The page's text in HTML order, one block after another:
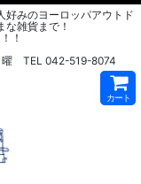
好みのヨーロッパアウトド
雑貨まで！
！
曜 TEL 042-519-8074
カート